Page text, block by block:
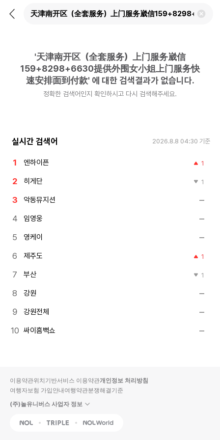
뒤
검
'天津南开区（全套服务）上门服务崴信
159+8298+6630提供外围女小姐上门服务快
速安排面到付款' 에 대한 검색결과가 없습니다.
정확한 검색어인지 확인하시고 다시 검색해주세요.
실시간 검색어 2026.8.8 04:30 기준
엔하이픈 1
히게단 1
악동뮤지션
임영웅
영케이
제주도 1
부산 1
강원
강원전체
싸이흠뻑쇼
이용약관위치기반서비스 이용약관개인정보 처리방침
여행자보험 가입안내여행약관분쟁해결기준
(주)놀유니버스 사업자 정보
NOL Triple Interpark Global